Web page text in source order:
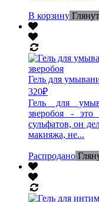
В корзину
Гель для
320₽
Гель для
зверобоя -
сульфатов, он
макияжа, не...
Распродано